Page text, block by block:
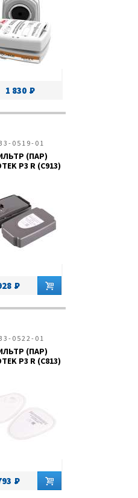
1 830
0519-01
(ПАР)
P3 R (C913)
0522-01
(ПАР)
P3 R (C813)